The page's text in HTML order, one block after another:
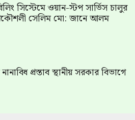
সিস্টেমে ওয়ান-স্টপ সার্ভিস চালুর
সেলিম মো: জানে আলম
প্রস্তাব স্থানীয় সরকার বিভাগে